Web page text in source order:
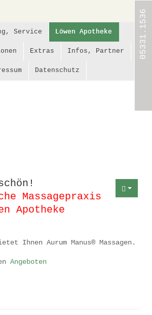
05331.1536
Service Löwen Apotheke
Extras Infos, Partner
Datenschutz
Massagepraxis
Apotheke
Ihnen Aurum Manus® Massagen.
Angeboten